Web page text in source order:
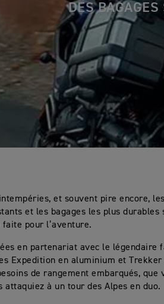
DES BAGAGES
et souvent pire encore,
et les bagages les plus
faite pour l’aventure.
en partenariat avec le légendaire
Expedition en aluminium et
de rangement embarqués, que
attaquiez à un tour des Alpes en duo.